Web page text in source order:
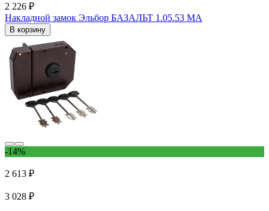
2 226 ₽
Накладной замок Эльбор БАЗАЛЬТ 1.05.53 МА
В корзину
-14%
2 613 ₽
3 028 ₽